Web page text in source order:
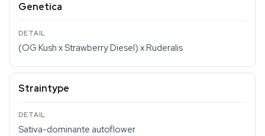
Genetica
(OG Kush x Strawberry Diesel) x Ruderalis
Straintype
Sativa-dominante autoflower